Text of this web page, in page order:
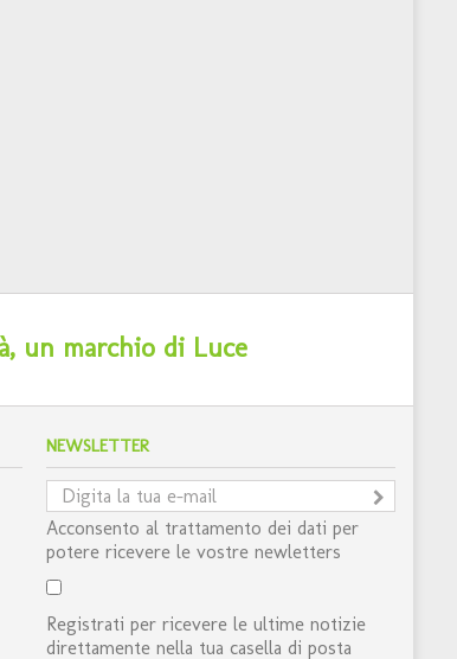
un marchio di Luce
NEWSLETTER
Acconsento al trattamento dei dati per
potere ricevere le vostre newletters
Registrati per ricevere le ultime notizie
direttamente nella tua casella di posta